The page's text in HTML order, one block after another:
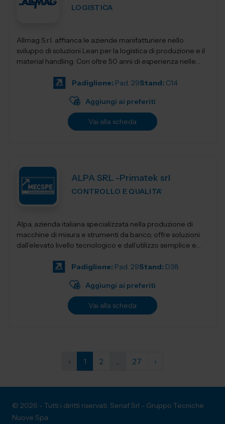
LOGISTICA
Allmag S.r.l. affianca le aziende manifatturiere nello
sviluppo di soluzioni Lean per la logistica di produzione e il
material handling. Con oltre 50 anni di esperienza nelle
Padiglione: Pad. 29Stand: C14
Aggiungi ai preferiti
Vai alla scheda
ALPA SRL -Primatek srl
CONTROLLO E QUALITA'
Alpa, azienda italiana specializzata nella produzione di
macchine di misura e strumenti da banco, offre soluzioni
dall’elevato livello tecnologico e dall’utilizzo semplice e
Padiglione: Pad. 29Stand: D38
Aggiungi ai preferiti
Vai alla scheda
‹ 1 2 ... 27 ›
© 2026 - Tutti i diritti riservati. Senaf Srl - Gruppo Tecniche
Nuove Spa